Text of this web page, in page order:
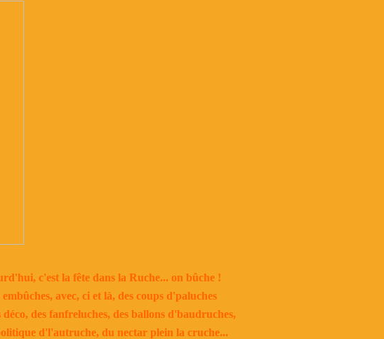
c'est la fête dans la Ruche... on bûche !
embûches, avec, ci et là, des coups d'paluches
déco, des fanfreluches, des ballons d'baudruches,
d'l'autruche, du nectar plein la cruche...